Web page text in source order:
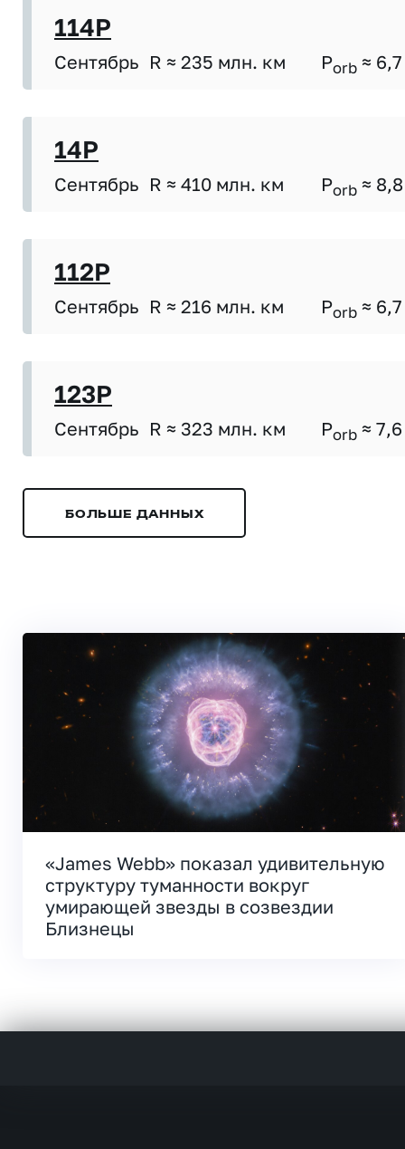
114P
Сентябрь R ≈ 235 млн. км Porb ≈ 6,7
14P
Сентябрь R ≈ 410 млн. км Porb ≈ 8,8
112P
Сентябрь R ≈ 216 млн. км Porb ≈ 6,7
123P
Сентябрь R ≈ 323 млн. км Porb ≈ 7,6
БОЛЬШЕ ДАННЫХ
«James Webb» показал удивительную
структуру туманности вокруг
умирающей звезды в созвездии
Близнецы